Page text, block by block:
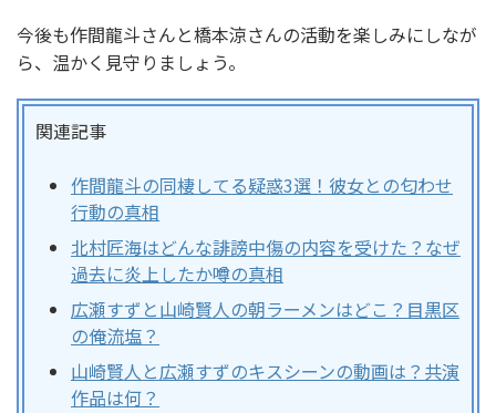
今後も作間龍斗さんと橋本涼さんの活動を楽しみにしなが
ら、温かく見守りましょう。
関連記事
作間龍斗の同棲してる疑惑3選！彼女との匂わせ
行動の真相
北村匠海はどんな誹謗中傷の内容を受けた？なぜ
過去に炎上したか噂の真相
広瀬すずと山崎賢人の朝ラーメンはどこ？目黒区
の俺流塩？
山崎賢人と広瀬すずのキスシーンの動画は？共演
作品は何？